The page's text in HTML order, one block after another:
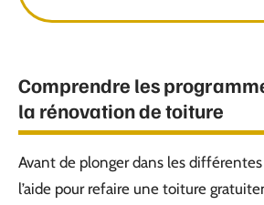
Comprendre les
la rénovation de toiture
Avant de plonger dans les
l’aide pour refaire une toiture